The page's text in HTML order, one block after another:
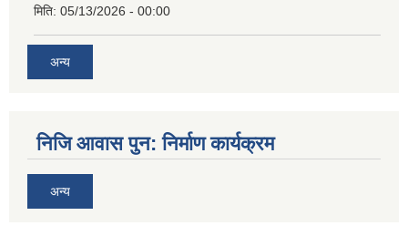
मिति: 05/13/2026 - 00:00
अन्य
निजि आवास पुन: निर्माण कार्यक्रम
अन्य